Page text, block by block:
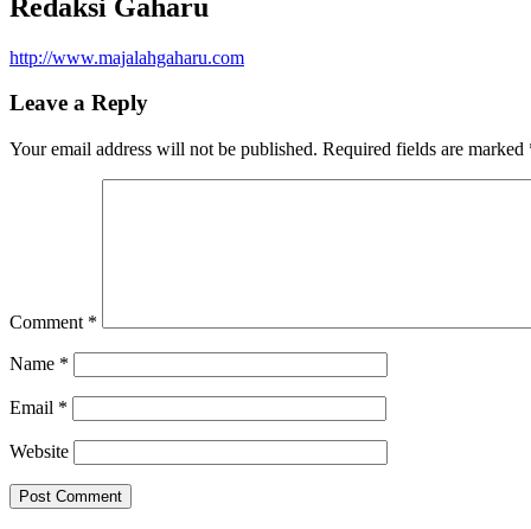
Redaksi Gaharu
http://www.majalahgaharu.com
Leave a Reply
Your email address will not be published. Required fields are marked
Comment *
Name *
Email *
Website